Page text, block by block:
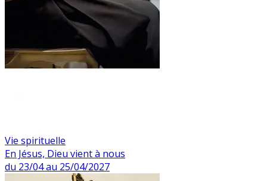
Vie spirituelle
En Jésus, Dieu vient à nous
du 23/04 au 25/04/2027